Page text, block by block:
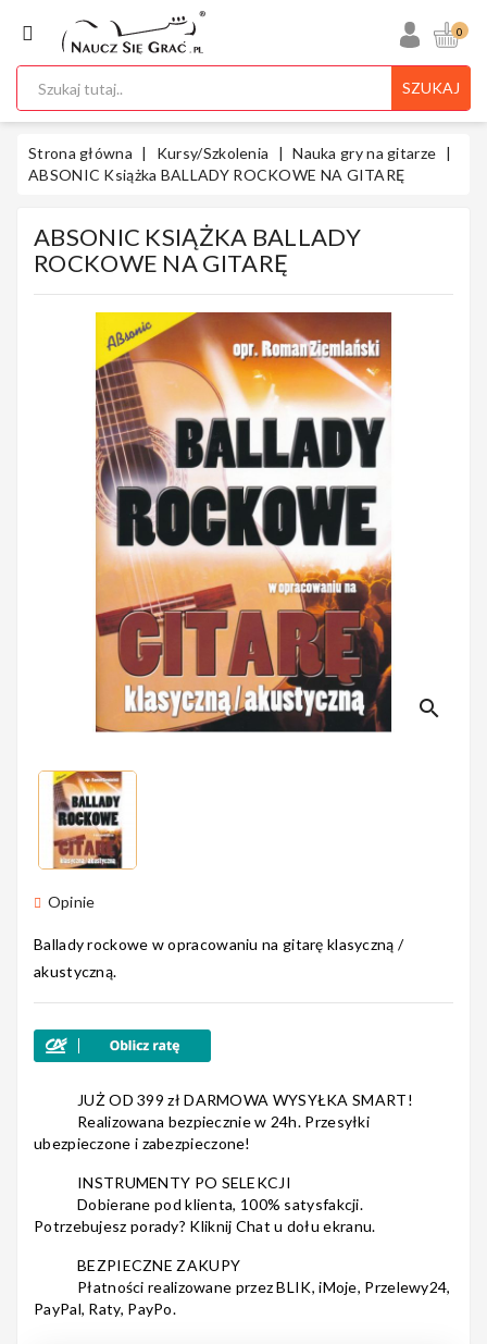
KATEGORIA
Ukulele
Gitary
Klawiszowe
Instrumenty
Perkusyjne
Instrumenty
Smyczkowe
Instrumenty
Dla Dzieci
Nagłośnienie
Akcesoria
Kursy/Szkolenia
0
SZUKAJ
Strona główna Kursy/Szkolenia
Nauka gry na gitarze
ABSONIC Książka BALLADY ROCKOWE NA GITARĘ
ABSONIC KSIĄŻKA BALLADY
ROCKOWE NA GITARĘ
search
Opinie
Ballady rockowe w opracowaniu na gitarę klasyczną /
akustyczną.
JUŻ OD 399 zł DARMOWA WYSYŁKA SMART!
Realizowana bezpiecznie w 24h. Przesyłki
ubezpieczone i zabezpieczone!
INSTRUMENTY PO SELEKCJI
Dobierane pod klienta, 100% satysfakcji.
Potrzebujesz porady? Kliknij Chat u dołu ekranu.
BEZPIECZNE ZAKUPY
Płatności realizowane przez BLIK, iMoje, Przelewy24,
PayPal, Raty, PayPo.